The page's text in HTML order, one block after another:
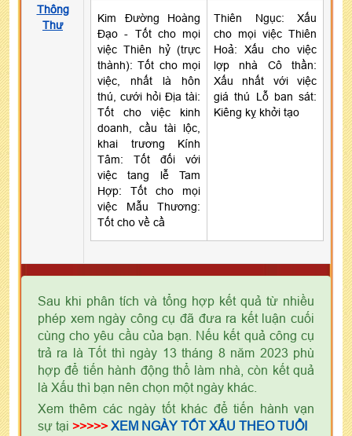
Thông
Thư
Kim Đường Hoàng
Đạo - Tốt cho mọi
việc Thiên hỷ (trực
thành): Tốt cho mọi
việc, nhất là hôn
thú, cưới hỏi Địa tài:
Tốt cho việc kinh
doanh, cầu tài lộc,
khai trương Kính
Tâm: Tốt đối với
việc tang lễ Tam
Hợp: Tốt cho mọi
việc Mẫu Thương:
Tốt cho về cầ
Thiên Ngục: Xấu
cho mọi việc Thiên
Hoả: Xấu cho việc
lợp nhà Cô thần:
Xấu nhất với việc
giá thú Lỗ ban sát:
Kiêng kỵ khởi tạo
Sau khi phân tích và tổng hợp kết quả từ nhiều
phép xem ngày công cụ đã đưa ra kết luận cuối
cùng cho yêu cầu của bạn. Nếu kết quả công cụ
trả ra là Tốt thì ngày 13 tháng 8 năm 2023 phù
hợp để tiến hành động thổ làm nhà, còn kết quả
là Xấu thì bạn nên chọn một ngày khác.
Xem thêm các ngày tốt khác để tiến hành vạn
sự tại >>>>> XEM NGÀY TỐT XẤU THEO TUỔI